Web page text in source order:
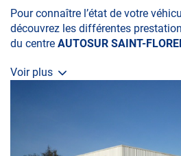
Pour connaître l’état de votre
découvrez les différentes
du centre AUTOSUR SAINT-
• le contrôle technique obligatoire
Voir plus